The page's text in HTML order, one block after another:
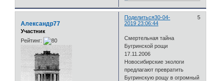
Поделиться 5
30-04-
2019 23:06:44
Александр77
Участник
Рейтинг:
Смертельная тайна
Бугринской рощи
17.11.2006
Новосибирские экологи
предлагают превратить
Бугринскую рощу в огромный